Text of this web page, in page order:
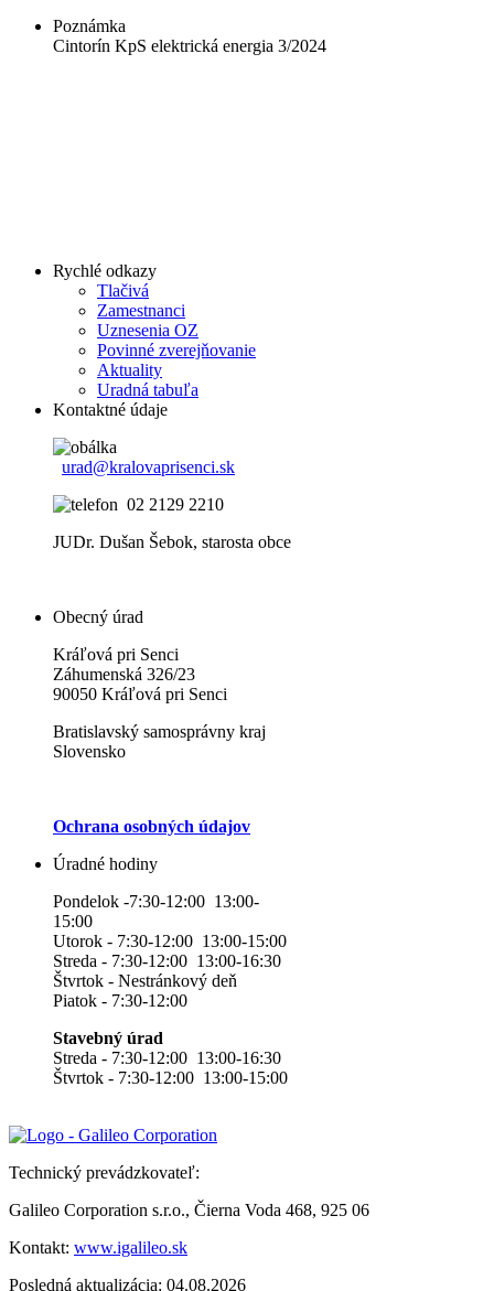
Poznámka
Cintorín KpS elektrická energia 3/2024
Rychlé odkazy
Tlačivá
Zamestnanci
Uznesenia OZ
Povinné zverejňovanie
Aktuality
Uradná tabuľa
Kontaktné údaje
urad@kralovaprisenci.sk
02 2129 2210
JUDr. Dušan Šebok, starosta obce
Obecný úrad
Kráľová pri Senci
Záhumenská 326/23
90050 Kráľová pri Senci
Bratislavský samosprávny kraj
Slovensko
Ochrana osobných údajov
Úradné hodiny
Pondelok -7:30-12:00 13:00-
15:00
Utorok - 7:30-12:00 13:00-15:00
Streda - 7:30-12:00 13:00-16:30
Štvrtok - Nestránkový deň
Piatok - 7:30-12:00
Stavebný úrad
Streda - 7:30-12:00 13:00-16:30
Štvrtok - 7:30-12:00 13:00-15:00
Technický prevádzkovateľ:
Galileo Corporation s.r.o., Čierna Voda 468, 925 06
Kontakt: www.igalileo.sk
Posledná aktualizácia: 04.08.2026